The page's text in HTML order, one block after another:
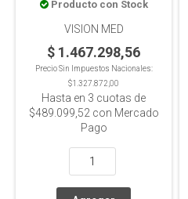
intensidad
Producto con Stock
VISION MED
$ 1.467.298,56
Precio Sin Impuestos Nacionales:
$1.327.872,00
Hasta en 3 cuotas de
$489.099,52 con Mercado
Pago